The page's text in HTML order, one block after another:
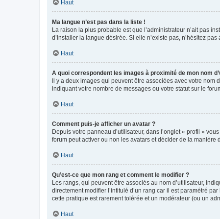
Haut
Ma langue n’est pas dans la liste !
La raison la plus probable est que l’administrateur n’ait pas
d’installer la langue désirée. Si elle n’existe pas, n’hésitez
Haut
A quoi correspondent les images à proximité de mon nom
Il y a deux images qui peuvent être associées avec votre nom
indiquant votre nombre de messages ou votre statut sur le
Haut
Comment puis-je afficher un avatar ?
Depuis votre panneau d’utilisateur, dans l’onglet « profil »
forum peut activer ou non les avatars et décider de la manière
Haut
Qu’est-ce que mon rang et comment le modifier ?
Les rangs, qui peuvent être associés au nom d’utilisateur,
directement modifier l’intitulé d’un rang car il est paramétré
cette pratique est rarement tolérée et un modérateur (ou un
Haut